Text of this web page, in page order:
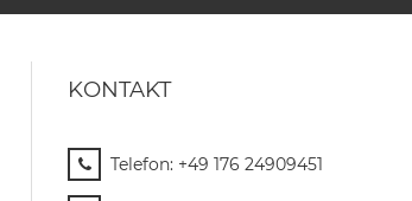
KONTAKT
Telefon: +49 176 24909451